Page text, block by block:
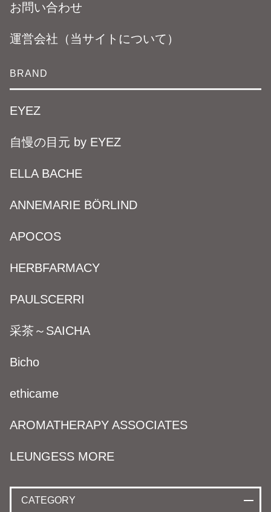
お問い合わせ
運営会社（当サイトについて）
BRAND
EYEZ
自慢の目元 by EYEZ
ELLA BACHE
ANNEMARIE BÖRLIND
APOCOS
HERBFARMACY
PAULSCERRI
采茶～SAICHA
Bicho
ethicame
AROMATHERAPY ASSOCIATES
LEUNGESS MORE
CATEGORY